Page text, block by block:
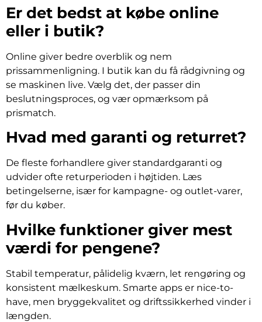
Er det bedst at købe online
eller i butik?
Online giver bedre overblik og nem
prissammenligning. I butik kan du få rådgivning og
se maskinen live. Vælg det, der passer din
beslutningsproces, og vær opmærksom på
prismatch.
Hvad med garanti og returret?
De fleste forhandlere giver standardgaranti og
udvider ofte returperioden i højtiden. Læs
betingelserne, især for kampagne- og outlet-varer,
før du køber.
Hvilke funktioner giver mest
værdi for pengene?
Stabil temperatur, pålidelig kværn, let rengøring og
konsistent mælkeskum. Smarte apps er nice-to-
have, men bryggekvalitet og driftssikkerhed vinder i
længden.